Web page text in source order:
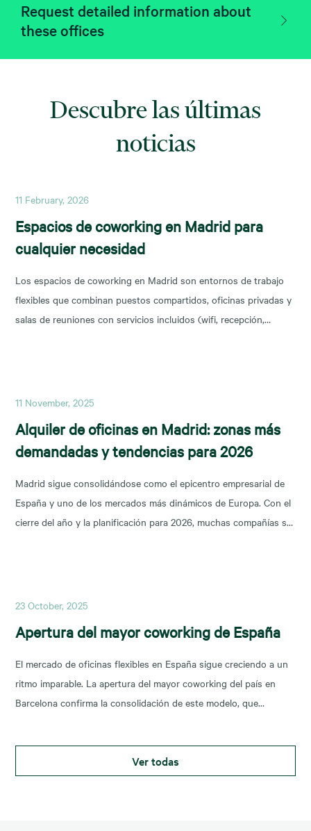
Request detailed information about
these offices
Descubre las últimas
noticias
11 February, 2026
Espacios de coworking en Madrid para
cualquier necesidad
Los espacios de coworking en Madrid son entornos de trabajo
flexibles que combinan puestos compartidos, oficinas privadas y
salas de reuniones con servicios incluidos (wifi, recepción,
11 November, 2025
Alquiler de oficinas en Madrid: zonas más
demandadas y tendencias para 2026
Madrid sigue consolidándose como el epicentro empresarial de
España y uno de los mercados más dinámicos de Europa. Con el
cierre del año y la planificación para 2026, muchas compañías se
23 October, 2025
Apertura del mayor coworking de España
El mercado de oficinas flexibles en España sigue creciendo a un
ritmo imparable. La apertura del mayor coworking del país en
Barcelona confirma la consolidación de este modelo, que
clave en esta operación, aportando su experiencia para
Ver todas